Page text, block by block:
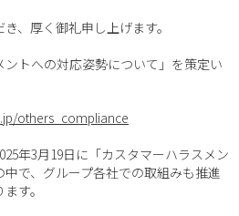
、厚く御礼申し上げます。
トへの対応姿勢について」を策定い
others_compliance
年3月19日に「カスタマーハラスメン
で、グループ各社での取組みも推進
す。